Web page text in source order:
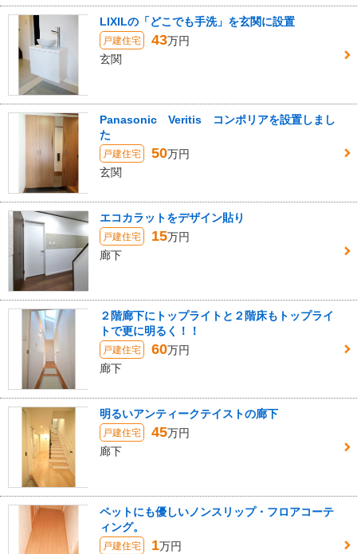
LIXILの「どこでも手洗」を玄関に設置
戸建住宅 43万円
玄関
Panasonic Veritis コンポリアを設置しまし
た
戸建住宅 50万円
玄関
エコカラットをデザイン貼り
戸建住宅 15万円
廊下
２階廊下にトップライトと２階床もトップライ
トで更に明るく！！
戸建住宅 60万円
廊下
明るいアンティークテイストの廊下
戸建住宅 45万円
廊下
ペットにも優しいノンスリップ・フロアコーテ
ィング。
戸建住宅 1万円